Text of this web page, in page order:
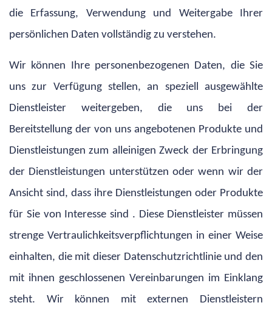
die Erfassung, Verwendung und Weitergabe Ihrer
persönlichen Daten vollständig zu verstehen.
Wir können Ihre personenbezogenen Daten, die Sie
uns zur Verfügung stellen, an speziell ausgewählte
Dienstleister weitergeben, die uns bei der
Bereitstellung der von uns angebotenen Produkte und
Dienstleistungen zum alleinigen Zweck der Erbringung
der Dienstleistungen unterstützen oder wenn wir der
Ansicht sind, dass ihre Dienstleistungen oder Produkte
für Sie von Interesse sind . Diese Dienstleister müssen
strenge Vertraulichkeitsverpflichtungen in einer Weise
einhalten, die mit dieser Datenschutzrichtlinie und den
mit ihnen geschlossenen Vereinbarungen im Einklang
steht. Wir können mit externen Dienstleistern